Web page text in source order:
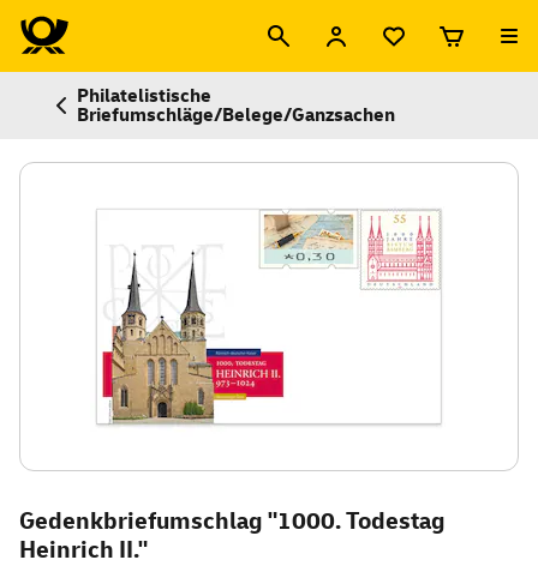
Philatelistische
Briefumschläge/Belege/Ganzsachen
Gedenkbriefumschlag "1000. Todestag
Heinrich II."